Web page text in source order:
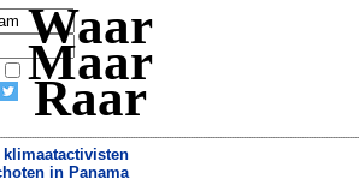
Waar
Maar
Raar
in Panama